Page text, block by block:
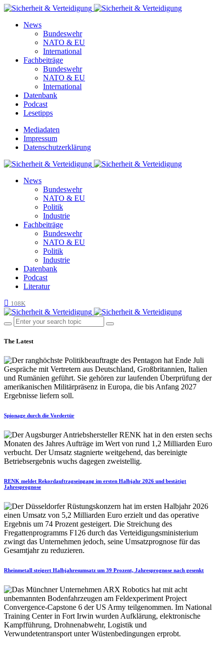
News
Bundeswehr
NATO & EU
International
Fachbeiträge
Bundeswehr
NATO & EU
International
Datenbank
Podcast
Lesetipps
Mediadaten
Impressum
Datenschutzerklärung
News
Bundeswehr
NATO & EU
Politik
Industrie
Fachbeiträge
Bundeswehr
NATO & EU
Politik
Industrie
Datenbank
Podcast
Literatur
108K
The Latest
Spionage durch die Vordertür
RENK meldet Rekordauftragseingang im ersten Halbjahr 2026 und bestätigt
Jahresprognose
Rheinmetall steigert Halbjahresumsatz um 39 Prozent, Jahresprognose nach gesenkt